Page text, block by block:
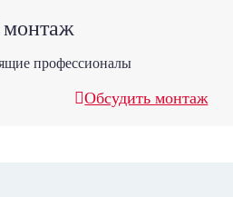
монтаж
профессионалы
Обсудить монтаж